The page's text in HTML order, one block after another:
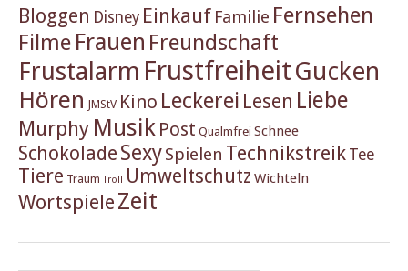
Bloggen Disney Einkauf Familie Fernsehen
Filme Frauen Freundschaft
Frustalarm FrustfreiheitGucken
Hören JMStV Kino Leckerei Lesen Liebe
Murphy Musik Post Qualmfrei Schnee
Schokolade SexySpielen Technikstreik Tee
Tiere Traum Troll Umweltschutz Wichteln
Wortspiele Zeit